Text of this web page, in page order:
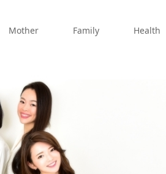
Mother Family Health